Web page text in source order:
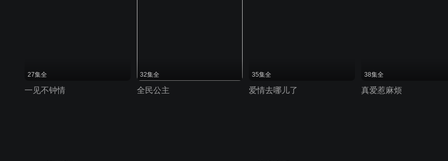
27集全
一见不钟情
32集全
全民公主
35集全
爱情去哪儿了
38集全
真爱惹麻烦